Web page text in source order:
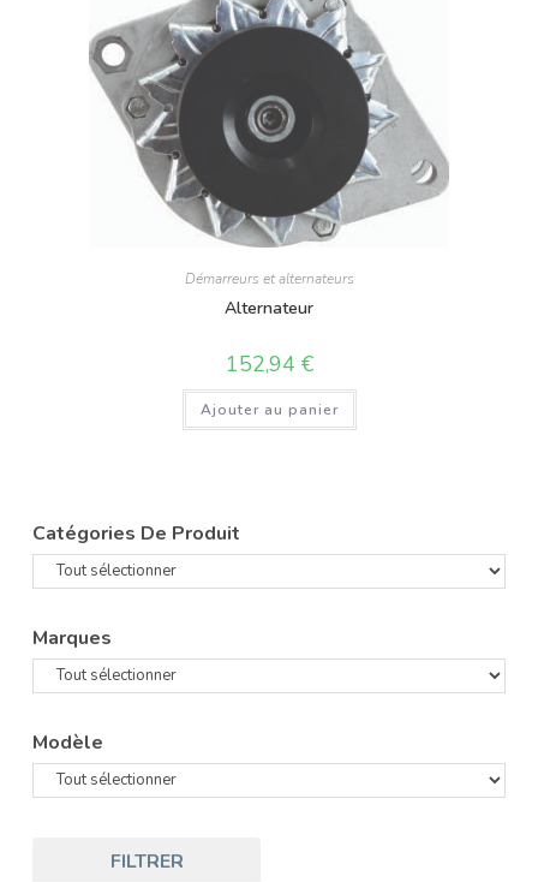
Démarreurs et alternateurs
Alternateur
152,94 €
Ajouter au panier
Catégories De Produit
Marques
Modèle
FILTRER